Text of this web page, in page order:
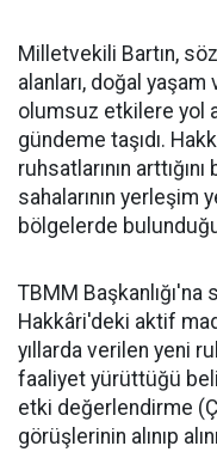
Milletvekili Bartın,
alanları, doğal
olumsuz etkilere yol
gündeme taşıdı.
ruhsatlarının
sahalarının yerleşim
bölgelerde
TBMM
Hakkâri'deki aktif
yıllarda verilen yeni
faaliyet yürüttüğü
etki değerlendirme
görüşlerinin alınıp